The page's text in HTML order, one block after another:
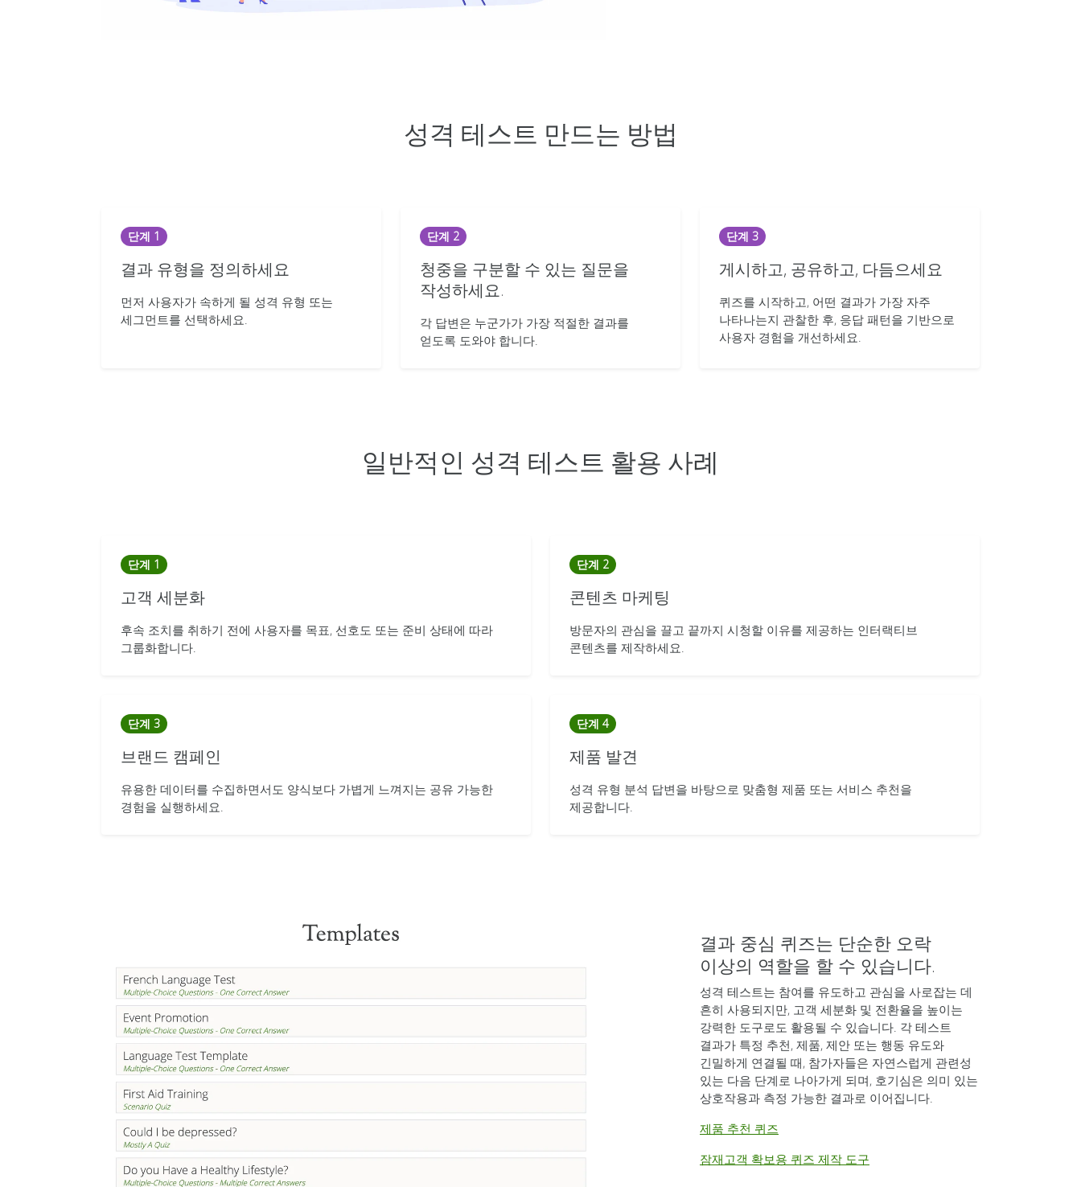
성격 테스트 만드는 방법
단계 1
결과 유형을 정의하세요
먼저 사용자가 속하게 될 성격 유형 또는
세그먼트를 선택하세요.
단계 2
청중을 구분할 수 있는 질문을
작성하세요.
각 답변은 누군가가 가장 적절한 결과를
얻도록 도와야 합니다.
단계 3
게시하고, 공유하고, 다듬으세요
퀴즈를 시작하고, 어떤 결과가 가장 자주
나타나는지 관찰한 후, 응답 패턴을 기반으로
사용자 경험을 개선하세요.
일반적인 성격 테스트 활용 사례
단계 1
고객 세분화
후속 조치를 취하기 전에 사용자를 목표, 선호도 또는 준비 상태에 따라
그룹화합니다.
단계 2
콘텐츠 마케팅
방문자의 관심을 끌고 끝까지 시청할 이유를 제공하는 인터랙티브
콘텐츠를 제작하세요.
단계 3
브랜드 캠페인
유용한 데이터를 수집하면서도 양식보다 가볍게 느껴지는 공유 가능한
경험을 실행하세요.
단계 4
제품 발견
성격 유형 분석 답변을 바탕으로 맞춤형 제품 또는 서비스 추천을
제공합니다.
결과 중심 퀴즈는 단순한 오락
이상의 역할을 할 수 있습니다.
성격 테스트는 참여를 유도하고 관심을 사로잡는 데
흔히 사용되지만, 고객 세분화 및 전환율을 높이는
강력한 도구로도 활용될 수 있습니다. 각 테스트
결과가 특정 추천, 제품, 제안 또는 행동 유도와
긴밀하게 연결될 때, 참가자들은 자연스럽게 관련성
있는 다음 단계로 나아가게 되며, 호기심은 의미 있는
상호작용과 측정 가능한 결과로 이어집니다.
제품 추천 퀴즈
잠재고객 확보용 퀴즈 제작 도구